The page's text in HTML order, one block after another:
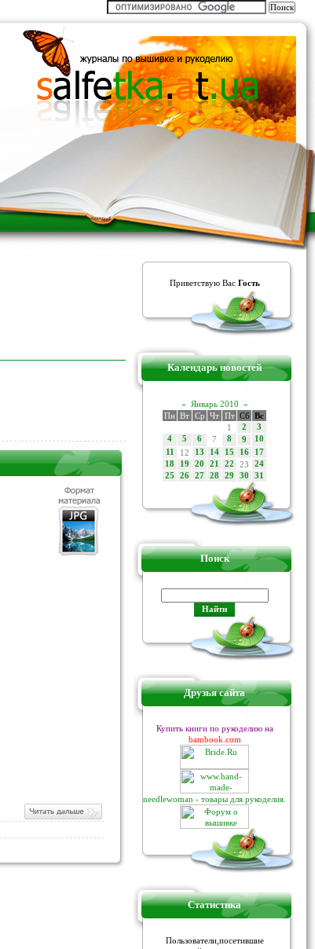
Приветствую Вас Гость
Календарь новостей
« Январь 2010 »
Пн Вт Ср Чт Пт Сб Вс
1
2
3
4
5 6 7 8 9
10
11
12 13 14 15 16
17
18
19 20 21 22 23
24
25
26 27 28 29 30 31
Поиск
Друзья сайта
Купить книги по рукоделию на
bambook.com
needlewoman - товары для рукоделия.
Статистика
Пoльзoвaтели,пoceтившие